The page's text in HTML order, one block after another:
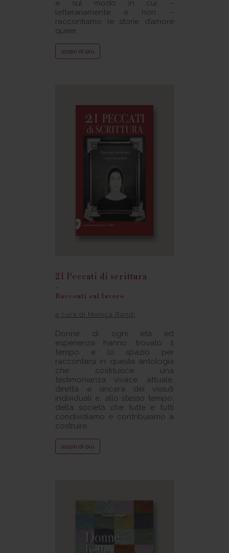
e sul modo in cui –
letterariamente e non –
raccontiamo le storie d’amore
queer.
scopri di più
21 Peccati di scrittura
-
Racconti sul lavoro
a cura di Monica Randi
Donne di ogni età ed
esperienza hanno trovato il
tempo e lo spazio per
raccontarsi in questa antologia
che costituisce una
testimonianza vivace, attuale,
diretta e sincera dei vissuti
individuali e, allo stesso tempo,
della società che tutte e tutti
condividiamo e contribuiamo a
costruire.
scopri di più